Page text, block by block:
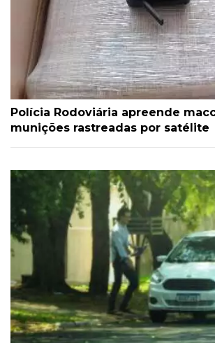
Polícia Rodoviária apreende
munições rastreadas por satélite